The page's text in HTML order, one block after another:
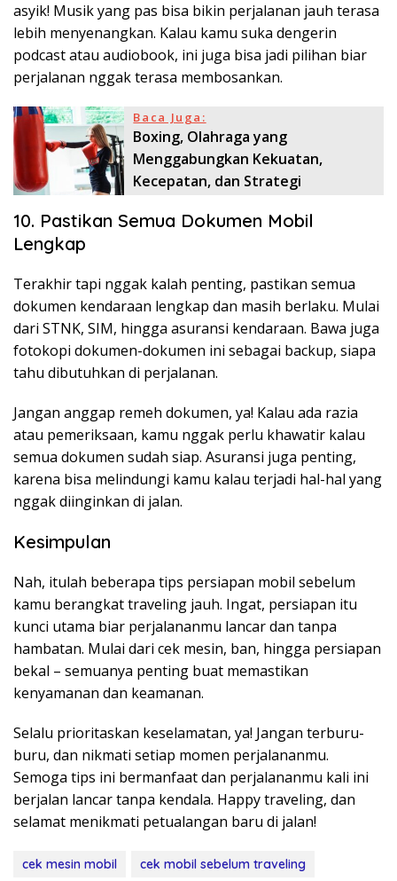
asyik! Musik yang pas bisa bikin perjalanan jauh terasa
lebih menyenangkan. Kalau kamu suka dengerin
podcast atau audiobook, ini juga bisa jadi pilihan biar
perjalanan nggak terasa membosankan.
Baca Juga:
Boxing, Olahraga yang
Menggabungkan Kekuatan,
Kecepatan, dan Strategi
10. Pastikan Semua Dokumen Mobil
Lengkap
Terakhir tapi nggak kalah penting, pastikan semua
dokumen kendaraan lengkap dan masih berlaku. Mulai
dari STNK, SIM, hingga asuransi kendaraan. Bawa juga
fotokopi dokumen-dokumen ini sebagai backup, siapa
tahu dibutuhkan di perjalanan.
Jangan anggap remeh dokumen, ya! Kalau ada razia
atau pemeriksaan, kamu nggak perlu khawatir kalau
semua dokumen sudah siap. Asuransi juga penting,
karena bisa melindungi kamu kalau terjadi hal-hal yang
nggak diinginkan di jalan.
Kesimpulan
Nah, itulah beberapa tips persiapan mobil sebelum
kamu berangkat traveling jauh. Ingat, persiapan itu
kunci utama biar perjalananmu lancar dan tanpa
hambatan. Mulai dari cek mesin, ban, hingga persiapan
bekal – semuanya penting buat memastikan
kenyamanan dan keamanan.
Selalu prioritaskan keselamatan, ya! Jangan terburu-
buru, dan nikmati setiap momen perjalananmu.
Semoga tips ini bermanfaat dan perjalananmu kali ini
berjalan lancar tanpa kendala. Happy traveling, dan
selamat menikmati petualangan baru di jalan!
cek mesin mobil cek mobil sebelum traveling